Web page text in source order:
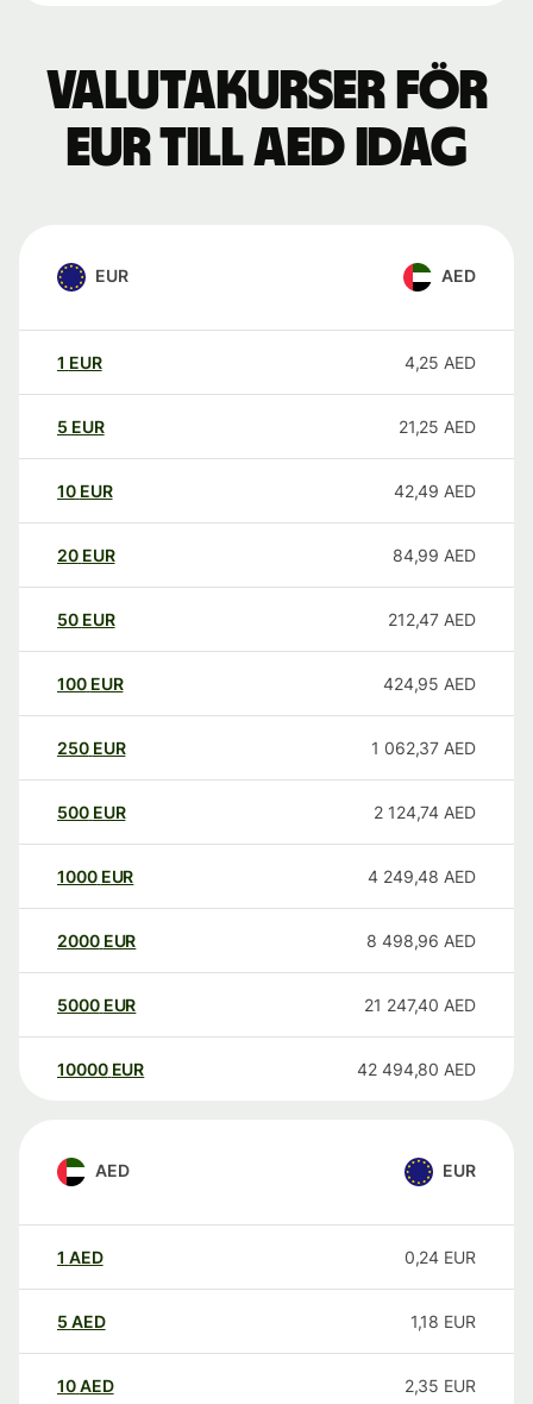
Valutakurser för
EUR till AED idag
EUR AED
1 EUR 4,25 AED
5 EUR 21,25 AED
10 EUR 42,49 AED
20 EUR 84,99 AED
50 EUR 212,47 AED
100 EUR 424,95 AED
250 EUR 1 062,37 AED
500 EUR 2 124,74 AED
1000 EUR 4 249,48 AED
2000 EUR 8 498,96 AED
5000 EUR 21 247,40 AED
10000 EUR 42 494,80 AED
AED EUR
1 AED 0,24 EUR
5 AED 1,18 EUR
10AED 2,35 EUR